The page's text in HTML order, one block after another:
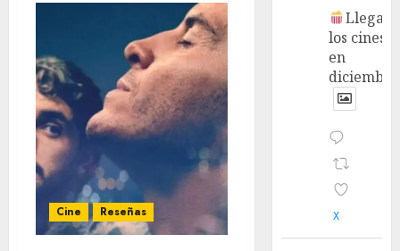
Cine Reseñas
Llega a
los cines
en
X